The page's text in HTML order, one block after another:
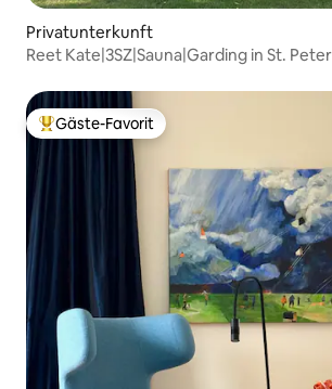
Privatunterkunft
Reet Kate|3SZ|Sauna|Garding in St.
Beliebter Gäste-Favorit.
Gäste-Favorit